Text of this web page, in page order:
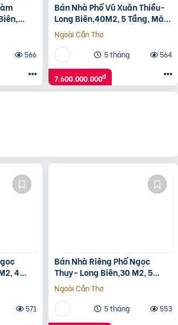
566
Bán Nhà Phố Vũ Xuân Thiều-
Long Biên,40M2, 5 Tầng, Mặt
Tiền 4.1M, 7.6 Tỷ.
Ngoài Cần Thơ
5 tháng
564
7.600.000.000đ
4
Tỷ.
571
Bán Nhà Riêng Phố Ngọc
Thụy- Long Biên,30 M2, 5
Tầng, Mặt Tiền 4.2M,5.75 Tỷ.
Ngoài Cần Thơ
5 tháng
553